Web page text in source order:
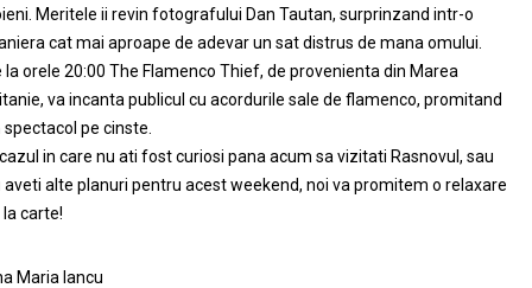
Meritele ii revin fotografului Dan Tautan, surprinzand intr-o
cat mai aproape de adevar un sat distrus de mana omului.
la orele 20:00 The Flamenco Thief, de provenienta din Marea
va incanta publicul cu acordurile sale de flamenco, promitand
spectacol pe cinste.
in care nu ati fost curiosi pana acum sa vizitati Rasnovul, sau
aveti alte planuri pentru acest weekend, noi va promitem o relaxare
la carte!
Maria Iancu